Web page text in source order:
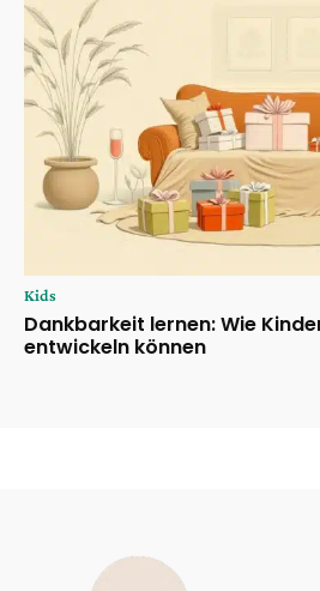
Kids
Dankbarkeit lernen: Wie
entwickeln können